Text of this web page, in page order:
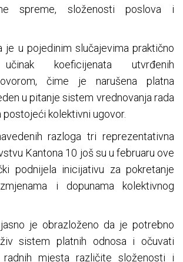
spreme, složenosti poslova i
je u pojedinim slučajevima praktično
učinak koeficijenata utvrđenih
čime je narušena platna
u pitanje sistem vrednovanja rada
postojeći kolektivni ugovor.
razloga tri reprezentativna
Kantona 10 još su u februaru ove
podnijela inicijativu za pokretanje
i dopunama kolektivnog
je obrazloženo da je potrebno
sistem platnih odnosa i očuvati
radnih mjesta različite složenosti i